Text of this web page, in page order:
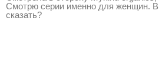
Смотрю серии именно для женщин.
сказать?